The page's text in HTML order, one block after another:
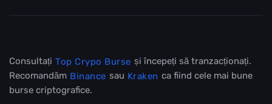
Consultați Top Crypo Burse și începeți să tranzacționați.
Recomandăm Binance sau Kraken ca fiind cele mai bune
burse criptografice.